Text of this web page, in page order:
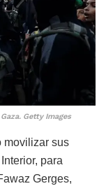
Getty Images
movilizar sus
para
Gerges,